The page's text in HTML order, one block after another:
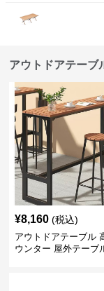
アウトドアテーブ
¥8,160 (税込)
アウトドアテーブル
ウンター 屋外テーブ